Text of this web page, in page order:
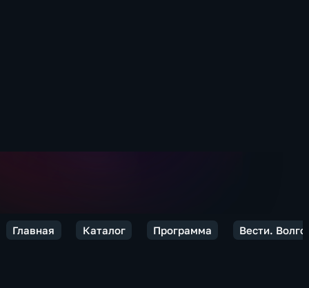
Главная Каталог Программа Вести.